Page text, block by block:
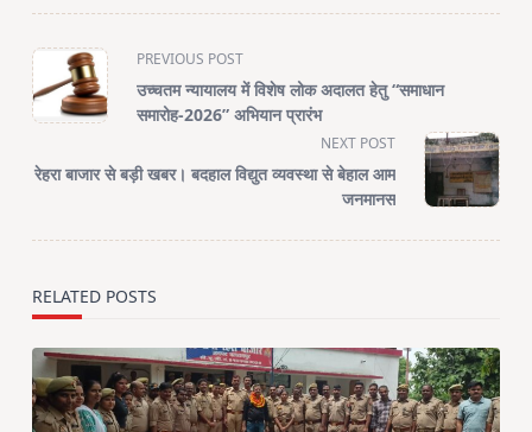
<span
class="nav-
subtitle
reader-
PREVIOUS POST
उच्चतम न्यायालय में विशेष लोक अदालत हेतु “समाधान
समारोह-2026” अभियान प्रारंभ
NEXT POST
रेहरा बाजार से बड़ी खबर। बदहाल विद्युत व्यवस्था से बेहाल आम
जनमानस
RELATED POSTS